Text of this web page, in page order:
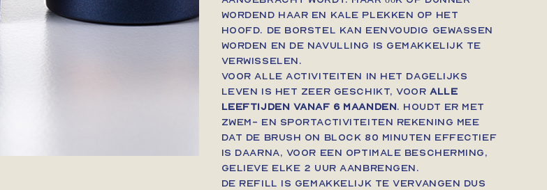
wordend haar en kale plekken op het
hoofd. De borstel kan eenvoudig gewassen
worden en de navulling is gemakkelijk te
verwisselen.
Voor alle activiteiten in het dagelijks
leven is het zeer geschikt, voor alle
leeftijden vanaf 6 maanden. Houdt er met
zwem- en sportactiviteiten rekening mee
dat de Brush On Block 80 minuten effectief
is daarna, voor een optimale bescherming,
gelieve elke 2 uur aanbrengen.
De refill is gemakkelijk te vervangen dus